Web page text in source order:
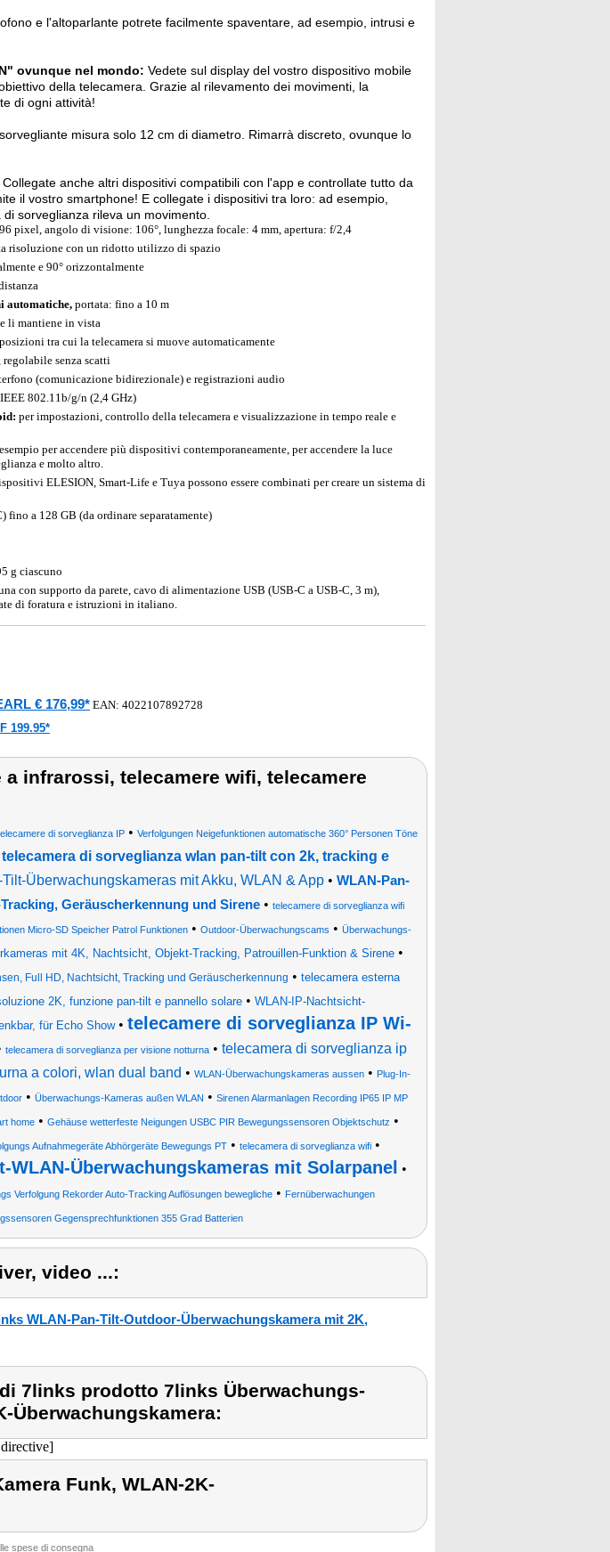
e l'altoparlante potrete facilmente spaventare, ad esempio, intrusi e
ovunque nel mondo: Vedete sul display del vostro dispositivo mobile
della telecamera. Grazie al rilevamento dei movimenti, la
di ogni attività!
misura solo 12 cm di diametro. Rimarrà discreto, ovunque lo
Collegate anche altri dispositivi compatibili con l'app e controllate tutto da
il vostro smartphone! E collegate i dispositivi tra loro: ad esempio,
sorveglianza rileva un movimento.
pixel, angolo di visione: 106°, lunghezza focale: 4 mm, apertura: f/2,4
risoluzione con un ridotto utilizzo di spazio
e 90° orizzontalmente
automatiche,portata: fino a 10 m
li mantiene in vista
tra cui la telecamera si muove automaticamente
senza scatti
(comunicazione bidirezionale) e registrazioni audio
802.11b/g/n (2,4 GHz)
per impostazioni, controllo della telecamera e visualizzazione in tempo reale e
per accendere più dispositivi contemporaneamente, per accendere la luce
e molto altro.
ELESION, Smart-Life e Tuya possono essere combinati per creare un sistema di
fino a 128 GB (da ordinare separatamente)
g ciascuno
con supporto da parete, cavo di alimentazione USB (USB-C a USB-C, 3 m),
di foratura e istruzioni in italiano.
€ 176,99* EAN: 4022107892728
199.95*
infrarossi, telecamere wifi, telecamere
di sorveglianza IP • Verfolgungen Neigefunktionen automatische 360° Personen Töne
telecamera di sorveglianza wlan pan-tilt con 2k, tracking e
Tilt-Überwachungskameras mit Akku, WLAN & App• WLAN-Pan-
Geräuscherkennung und Sirene• telecamere di sorveglianza wifi
Micro-SD Speicher Patrol Funktionen • Outdoor-Überwachungscams • Überwachungs-
mit 4K, Nachtsicht, Objekt-Tracking, Patrouillen-Funktion & Sirene•
Full HD, Nachtsicht, Tracking und Geräuscherkennung • telecamera esterna
2K, funzione pan-tilt e pannello solare • WLAN-IP-Nachtsicht-
für Echo Show• telecamere di sorveglianza IP Wi-
telecamera di sorveglianza per visione notturna • telecamera di sorveglianza ip
a colori, wlan dual band • WLAN-Überwachungskameras aussen • Plug-In-
• Überwachungs-Kameras außen WLAN • Sirenen Alarmanlagen Recording IP65 IP MP
home • Gehäuse wetterfeste Neigungen USBC PIR Bewegungssensoren Objektschutz •
Aufnahmegeräte Abhörgeräte Bewegungs PT • telecamera di sorveglianza wifi •
WLAN-Überwachungskameras mit Solarpanel •
Verfolgung Rekorder Auto-Tracking Auflösungen bewegliche • Fernüberwachungen
Gegensprechfunktionen 355 Grad Batterien
video ...:
WLAN-Pan-Tilt-Outdoor-Überwachungskamera mit 2K,
7links prodotto 7links Überwachungs-
Überwachungskamera:
Funk, WLAN-2K-
spese di consegna